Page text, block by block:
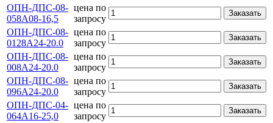
ОПН-ДПС-08-
058А08-16,5
цена по
запросу
Заказать
ОПН-ДПС-08-
0128А24-20.0
цена по
запросу
Заказать
ОПН-ДПС-08-
008А24-20.0
цена по
запросу
Заказать
ОПН-ДПС-08-
096А24-20.0
цена по
запросу
Заказать
ОПН-ДПС-04-
064А16-25,0
цена по
запросу
Заказать